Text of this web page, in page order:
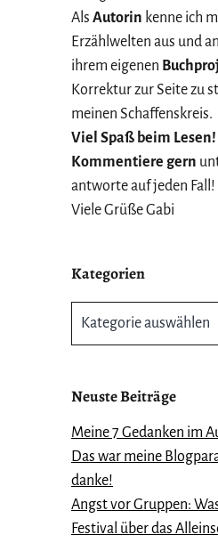
Als Autorin kenne ich
Erzählwelten aus und
ihrem eigenen
Korrektur zur Seite zu
meinen Schaffenskreis.
Viel Spaß beim Lesen!
Kommentiere gern
antworte auf jeden Fall!
Viele Grüße Gabi
Kategorien
Kategorien
Neuste Beiträge
Meine 7 Gedanken im
Das war meine
danke!
Angst vor Gruppen:
Festival über das